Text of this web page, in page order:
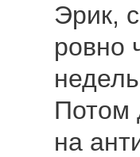
Эрик,
ровно
Потом
на